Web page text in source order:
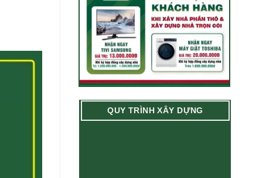
QUY TRÌNH XÂY DỰNG